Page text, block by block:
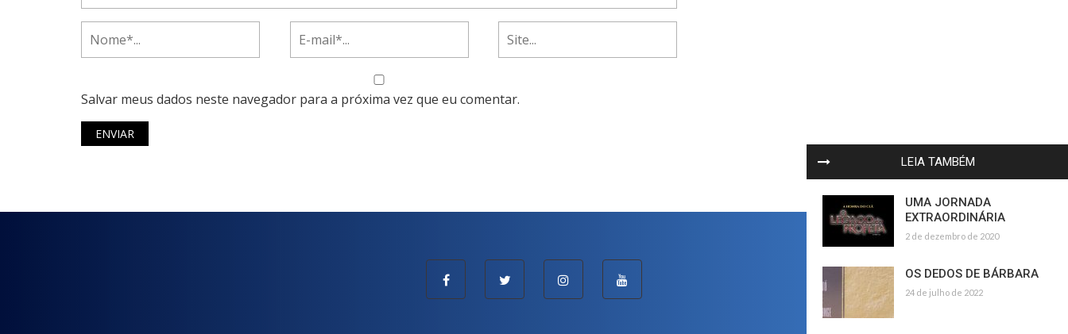
Salvar meus dados neste navegador para a próxima vez que eu comentar.
LEIA TAMBÉM
UMA JORNADA
EXTRAORDINÁRIA
2 de dezembro de 2020
OS DEDOS DE BÁRBARA
24 de julho de 2022